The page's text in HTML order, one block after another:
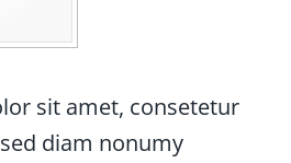
sit amet, consetetur
diam nonumy